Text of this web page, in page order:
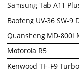
Samsung Tab A11
Baofeng UV-36 SW-9
Quansheng MD-800i
Motorola R5
Kenwood TH-F9 Turbo